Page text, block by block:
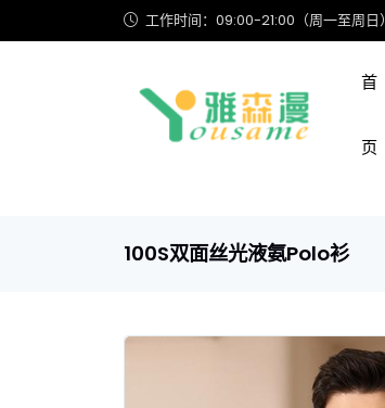
工作时间：09:00-21:00（周一至周日）
首
页
100S双面丝光液氨Polo衫